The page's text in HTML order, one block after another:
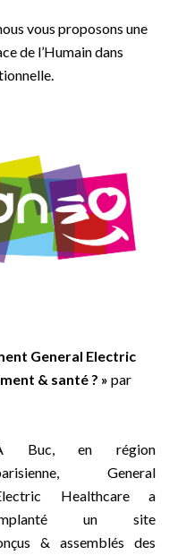
vous proposons une
de l’Humain dans
General Electric
& santé ? » par
Buc, en région
General
Healthcare a
un site
& assemblés des